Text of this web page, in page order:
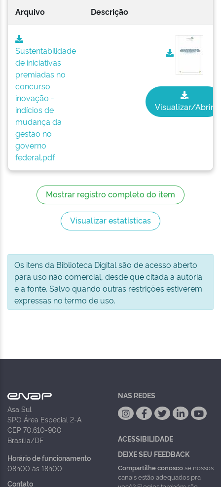
Arquivo Descrição
Sustentabilidade
de iniciativas
premiadas no
concurso
inovação -
indícios de
mudança da
gestão no
governo
federal.pdf
Visualizar/Abrir
Mostrar registro completo do item
Visualizar estatísticas
Os itens da Biblioteca Digital são de acesso aberto
para uso não comercial, desde que citada a autoria
e a fonte. Salvo quando outras restrições estiverem
expressas no termo de uso.
Asa Sul
SPO Área Especial 2-A
CEP 70.610-900
Brasília/DF
Horário de funcionamento
08h00 às 18h00
Contato
NAS REDES
ACESSIBILIDADE
DEIXE SEU FEEDBACK
Compartilhe conoscose nossos
canais estão adequados pra